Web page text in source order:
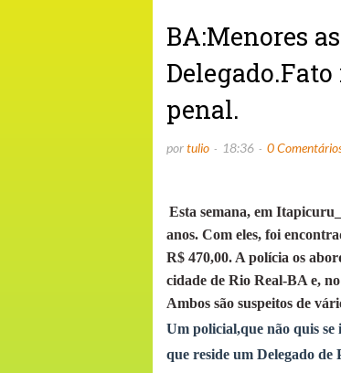
BA:Menores
penal.
portulio 18:36 0
Esta semana, em
anos. Com eles, foi
R$ 470,00. A polícia os
cidade de Rio Real-BA e,
Ambos são suspeitos de
Um policial,que não quis
que reside um Delegado